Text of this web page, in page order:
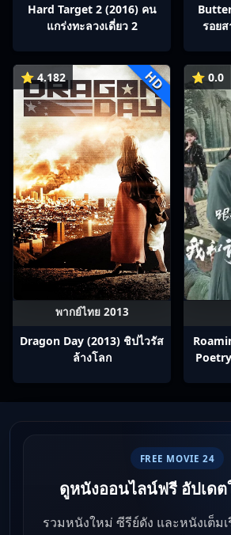
Hard Target 2 (2016) คน
แกร่งทะลวงเดี่ยว 2
รอย
⭐ 4.182 HD
พากย์ไทย 2013
Dragon Day (2013) ชิปไวรัส
ล้างโลก
⭐ 0.0
FREE MOVIE 24
ดูหนังออนไลน์ฟรี อัปเด
รวมหนังใหม่ ซีรีย์ดัง และหนังเต็